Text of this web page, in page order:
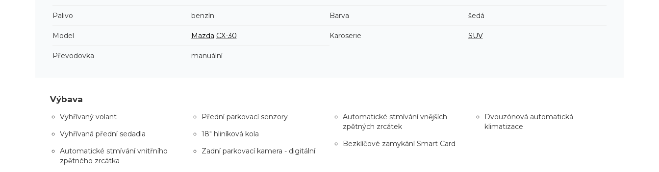
Palivo benzín Barva šedá
Model Mazda CX-30 Karoserie SUV
Převodovka manuální
Výbava
Vyhřívaný volant
Vyhřívaná přední sedadla
Automatické stmívání vnitřního
zpětného zrcátka
Přední parkovací senzory
18" hliníková kola
Zadní parkovací kamera - digitální
Automatické stmívání vnějších
zpětných zrcátek
Bezklíčové zamykání Smart Card
Dvouzónová automatická
klimatizace